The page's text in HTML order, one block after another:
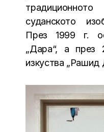
суданското
През 1999 г.
„Дара“, а
изкуства „Рашид